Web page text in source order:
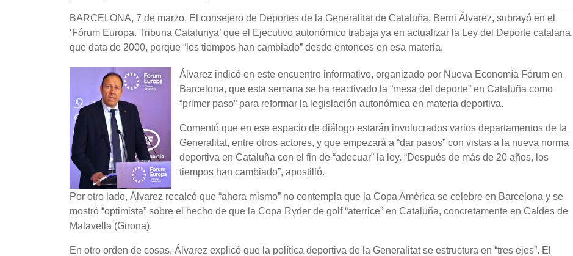
BARCELONA, 7 de marzo. El consejero de Deportes de la Generalitat de Cataluña, Berni Álvarez, subrayó en el
‘Fórum Europa. Tribuna Catalunya’ que el Ejecutivo autonómico trabaja ya en actualizar la Ley del Deporte catalana,
que data de 2000, porque “los tiempos han cambiado” desde entonces en esa materia.
Álvarez indicó en este encuentro informativo, organizado por Nueva Economía Fórum en
Barcelona, que esta semana se ha reactivado la “mesa del deporte” en Cataluña como
“primer paso” para reformar la legislación autonómica en materia deportiva.
Comentó que en ese espacio de diálogo estarán involucrados varios departamentos de la
Generalitat, entre otros actores, y que empezará a “dar pasos” con vistas a la nueva norma
deportiva en Cataluña con el fin de “adecuar” la ley. “Después de más de 20 años, los
tiempos han cambiado”, apostilló.
Por otro lado, Álvarez recalcó que “ahora mismo” no contempla que la Copa América se celebre en Barcelona y se
mostró “optimista” sobre el hecho de que la Copa Ryder de golf “aterrice” en Cataluña, concretamente en Caldes de
Malavella (Girona).
En otro orden de cosas, Álvarez explicó que la política deportiva de la Generalitat se estructura en “tres ejes”. El